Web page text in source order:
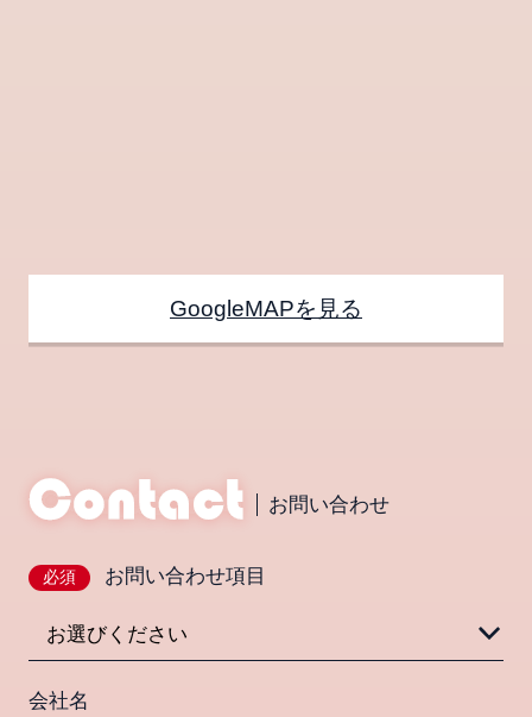
GoogleMAPを見る
お問い合わせ
必須 お問い合わせ項目
会社名